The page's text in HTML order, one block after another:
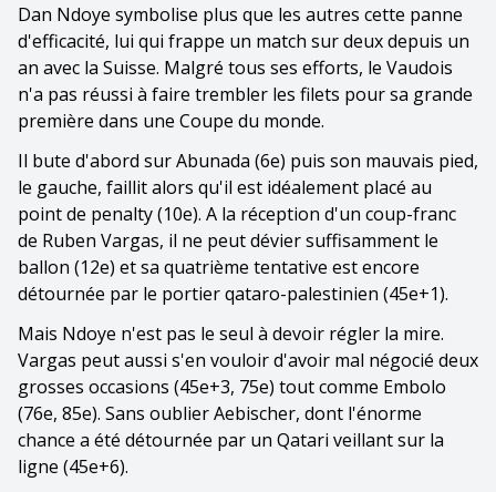
Dan Ndoye symbolise plus que les autres cette panne
d'efficacité, lui qui frappe un match sur deux depuis un
an avec la Suisse. Malgré tous ses efforts, le Vaudois
n'a pas réussi à faire trembler les filets pour sa grande
première dans une Coupe du monde.
Il bute d'abord sur Abunada (6e) puis son mauvais pied,
le gauche, faillit alors qu'il est idéalement placé au
point de penalty (10e). A la réception d'un coup-franc
de Ruben Vargas, il ne peut dévier suffisamment le
ballon (12e) et sa quatrième tentative est encore
détournée par le portier qataro-palestinien (45e+1).
Mais Ndoye n'est pas le seul à devoir régler la mire.
Vargas peut aussi s'en vouloir d'avoir mal négocié deux
grosses occasions (45e+3, 75e) tout comme Embolo
(76e, 85e). Sans oublier Aebischer, dont l'énorme
chance a été détournée par un Qatari veillant sur la
ligne (45e+6).